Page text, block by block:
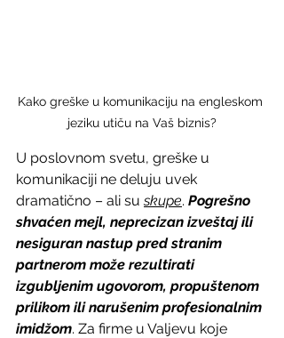
Kako greške u komunikaciju na engleskom
jeziku utiču na Vaš biznis?
U poslovnom svetu, greške u
komunikaciji ne deluju uvek
dramatično – ali su skupe. Pogrešno
shvaćen mejl, neprecizan izveštaj ili
nesiguran nastup pred stranim
partnerom može rezultirati
izgubljenim ugovorom, propuštenom
prilikom ili narušenim profesionalnim
imidžom. Za firme u Valjevu koje